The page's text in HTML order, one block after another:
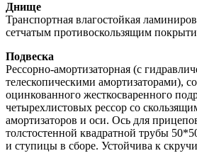
Днище
Транспортная влагостойкая
сетчатым противоскользящим
Подвеска
Рессорно-амортизаторная (с
телескопическими амортизаторами),
оцинкованного жесткосваренного
четырехлистовых рессор со
амортизаторов и оси. Ось для
толстостенной квадратной трубы
и ступицы в сборе. Устойчива к